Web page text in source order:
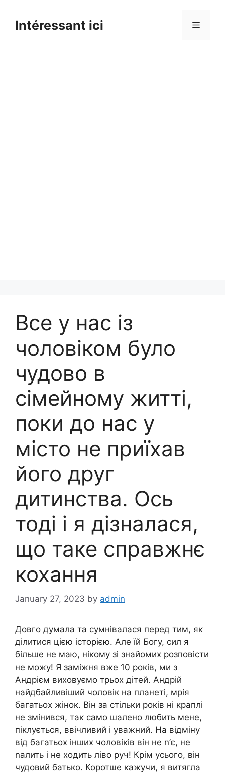
contentIntéressant ici Menu
Все у нас із
чоловіком було
чудово в
сімейному житті,
поки до нас у
місто не приїхав
його друг
дитинства. Ось
тоді і я дізналася,
що таке справжнє
кохання
January 27, 2023 by admin
Довго думала та сумнівалася перед тим, як
ділитися цією історією. Але їй Богу, сил я
більше не маю, нікому зі знайомих розповісти
не можу! Я заміжня вже 10 років, ми з
Андрієм виховуємо трьох дітей. Андрій
найдбайливіший чоловік на планеті, мрія
багатьох жінок. Він за стільки років ні краплі
не змінився, так само шалено любить мене,
піклується, ввічливий і уважний. На відміну
від багатьох інших чоловіків він не n’є, не
nалить і не ходить ліво руч! Крім усього, він
чудовий батько. Коротше кажучи, я витягла